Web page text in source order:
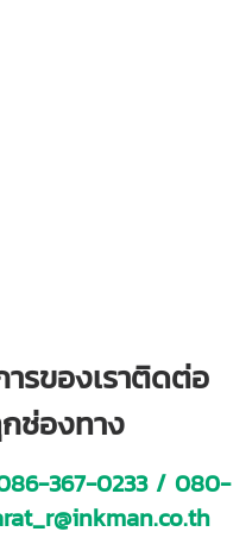
รของเราติดต่อ
ช่องทาง
367-0233/ 080-